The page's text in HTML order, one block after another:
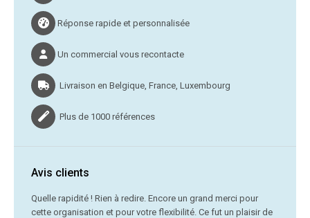
Réponse rapide et personnalisée
Un commercial vous recontacte
Livraison en Belgique, France, Luxembourg
Plus de 1000 références
Avis clients
Quelle rapidité ! Rien à redire. Encore un grand merci pour
cette organisation et pour votre flexibilité. Ce fut un plaisir de